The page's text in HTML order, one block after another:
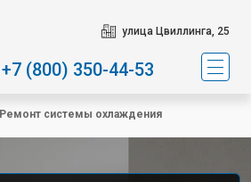
улица Цвиллинга, 25
+7 (800) 350-44-53
Ремонт системы охлаждения